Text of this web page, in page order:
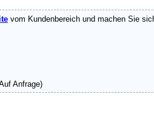
vom Kundenbereich und machen Sie
Anfrage)